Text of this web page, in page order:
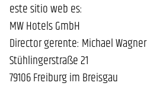
este sitio web es:
MW Hotels GmbH
Director gerente: Michael Wagner
Stühlingerstraße 21
79106 Freiburg im Breisgau